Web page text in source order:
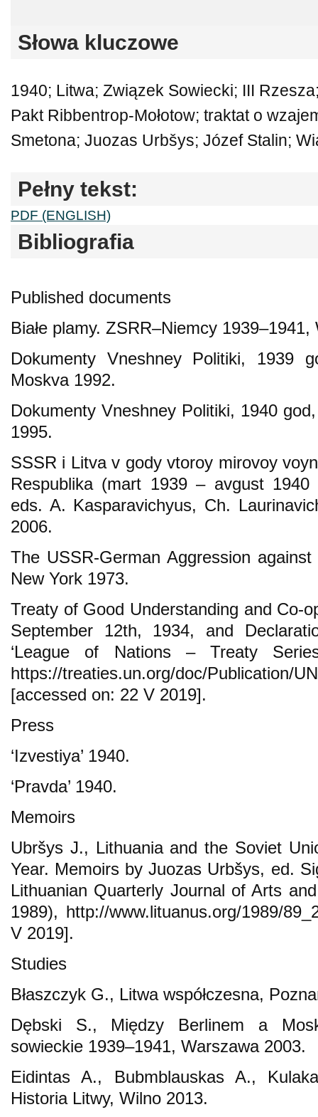
Słowa kluczowe
1940; Litwa; Związek Sowiecki; III
Pakt Ribbentrop-Mołotow; traktat o
Smetona; Juozas Urbšys; Józef Stalin;
Pełny tekst:
PDF (ENGLISH)
Bibliografia
Published documents
Białe plamy. ZSRR–Niemcy 1939–1941,
Dokumenty Vneshney Politiki,
Moskva 1992.
Dokumenty Vneshney Politiki, 1940
1995.
SSSR i Litva v gody vtoroy mirovoy
Respublika (mart 1939 – avgust 1940
eds. A. Kasparavichyus, Ch.
2006.
The USSR-German Aggression
New York 1973.
Treaty of Good Understanding and Co-
September 12th, 1934, and
‘League of Nations – Treaty
https://treaties.un.org/doc/Publication/
[accessed on: 22 V 2019].
Press
‘Izvestiya’ 1940.
‘Pravda’ 1940.
Memoirs
Ubršys J., Lithuania and the Soviet
Year. Memoirs by Juozas Urbšys, ed.
Lithuanian Quarterly Journal of Arts
1989), http://www.lituanus.org/1989/
V 2019].
Studies
Błaszczyk G., Litwa współczesna,
Dębski S., Między Berlinem a
sowieckie 1939–1941, Warszawa 2003.
Eidintas A., Bubmblauskas A.,
Historia Litwy, Wilno 2013.